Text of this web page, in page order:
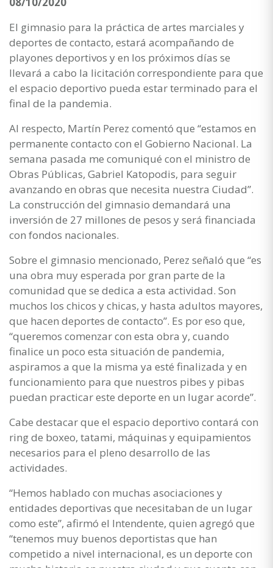
El gimnasio para la práctica de artes marciales y
deportes de contacto, estará acompañando de
playones deportivos y en los próximos días se
llevará a cabo la licitación correspondiente para que
el espacio deportivo pueda estar terminado para el
final de la pandemia.
Al respecto, Martín Perez comentó que “estamos en
permanente contacto con el Gobierno Nacional. La
semana pasada me comuniqué con el ministro de
Obras Públicas, Gabriel Katopodis, para seguir
avanzando en obras que necesita nuestra Ciudad”.
La construcción del gimnasio demandará una
inversión de 27 millones de pesos y será financiada
con fondos nacionales.
Sobre el gimnasio mencionado, Perez señaló que “es
una obra muy esperada por gran parte de la
comunidad que se dedica a esta actividad. Son
muchos los chicos y chicas, y hasta adultos mayores,
que hacen deportes de contacto”. Es por eso que,
“queremos comenzar con esta obra y, cuando
finalice un poco esta situación de pandemia,
aspiramos a que la misma ya esté finalizada y en
funcionamiento para que nuestros pibes y pibas
puedan practicar este deporte en un lugar acorde”.
Cabe destacar que el espacio deportivo contará con
ring de boxeo, tatami, máquinas y equipamientos
necesarios para el pleno desarrollo de las
actividades.
“Hemos hablado con muchas asociaciones y
entidades deportivas que necesitaban de un lugar
como este”, afirmó el Intendente, quien agregó que
“tenemos muy buenos deportistas que han
competido a nivel internacional, es un deporte con